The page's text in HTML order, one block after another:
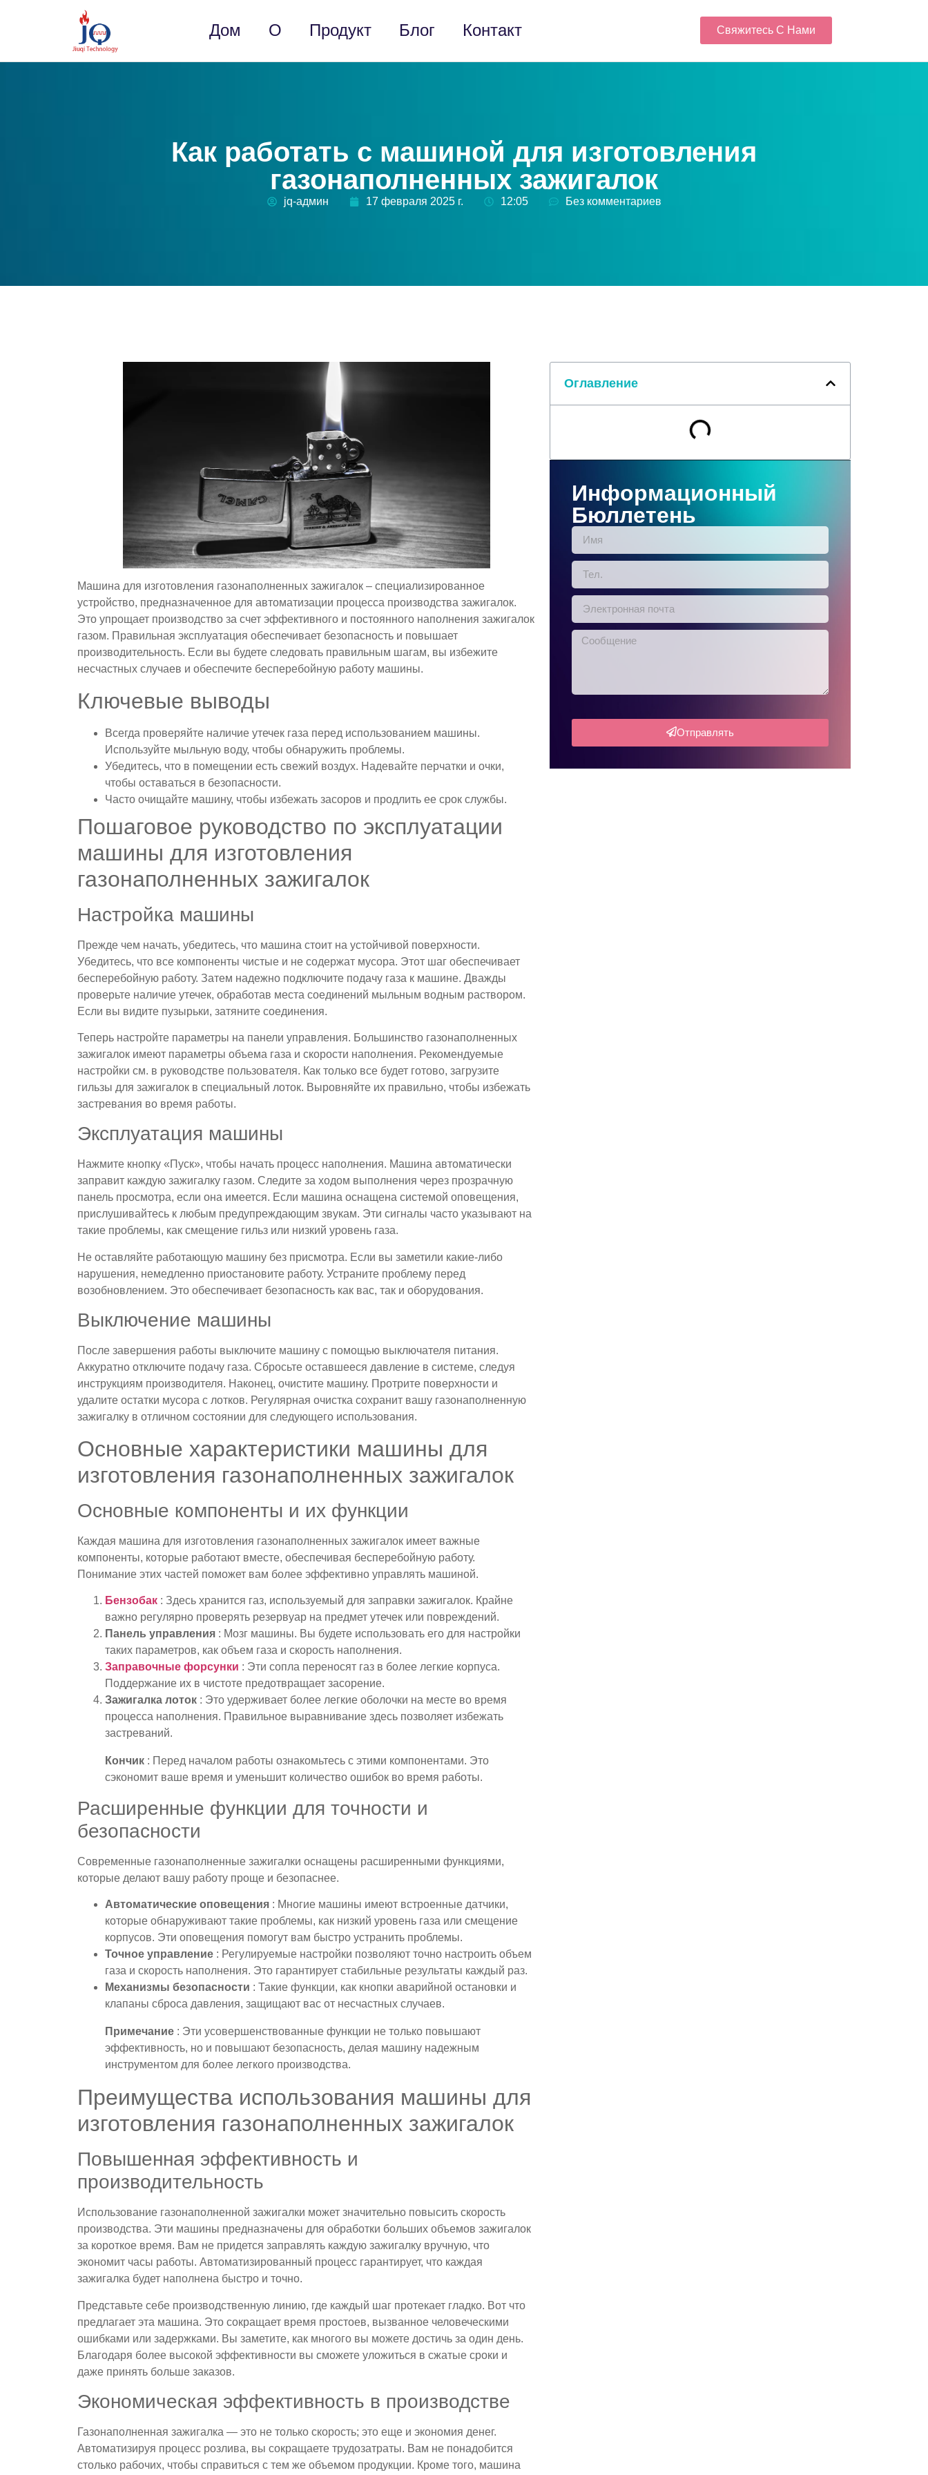
Дом О Продукт Блог Контакт Свяжитесь С Нами
Как работать с машиной для изготовления
газонаполненных зажигалок
jq-админ 17 февраля 2025 г. 12:05 Без комментариев
Машина для изготовления газонаполненных зажигалок – специализированное
устройство, предназначенное для автоматизации процесса производства зажигалок.
Это упрощает производство за счет эффективного и постоянного наполнения зажигалок
газом. Правильная эксплуатация обеспечивает безопасность и повышает
производительность. Если вы будете следовать правильным шагам, вы избежите
несчастных случаев и обеспечите бесперебойную работу машины.
Ключевые выводы
Всегда проверяйте наличие утечек газа перед использованием машины.
Используйте мыльную воду, чтобы обнаружить проблемы.
Убедитесь, что в помещении есть свежий воздух. Надевайте перчатки и очки,
чтобы оставаться в безопасности.
Часто очищайте машину, чтобы избежать засоров и продлить ее срок службы.
Пошаговое руководство по эксплуатации
машины для изготовления
газонаполненных зажигалок
Настройка машины
Прежде чем начать, убедитесь, что машина стоит на устойчивой поверхности.
Убедитесь, что все компоненты чистые и не содержат мусора. Этот шаг обеспечивает
бесперебойную работу. Затем надежно подключите подачу газа к машине. Дважды
проверьте наличие утечек, обработав места соединений мыльным водным раствором.
Если вы видите пузырьки, затяните соединения.
Теперь настройте параметры на панели управления. Большинство газонаполненных
зажигалок имеют параметры объема газа и скорости наполнения. Рекомендуемые
настройки см. в руководстве пользователя. Как только все будет готово, загрузите
гильзы для зажигалок в специальный лоток. Выровняйте их правильно, чтобы избежать
застревания во время работы.
Эксплуатация машины
Нажмите кнопку «Пуск», чтобы начать процесс наполнения. Машина автоматически
заправит каждую зажигалку газом. Следите за ходом выполнения через прозрачную
панель просмотра, если она имеется. Если машина оснащена системой оповещения,
прислушивайтесь к любым предупреждающим звукам. Эти сигналы часто указывают на
такие проблемы, как смещение гильз или низкий уровень газа.
Не оставляйте работающую машину без присмотра. Если вы заметили какие-либо
нарушения, немедленно приостановите работу. Устраните проблему перед
возобновлением. Это обеспечивает безопасность как вас, так и оборудования.
Выключение машины
После завершения работы выключите машину с помощью выключателя питания.
Аккуратно отключите подачу газа. Сбросьте оставшееся давление в системе, следуя
инструкциям производителя. Наконец, очистите машину. Протрите поверхности и
удалите остатки мусора с лотков. Регулярная очистка сохранит вашу газонаполненную
зажигалку в отличном состоянии для следующего использования.
Основные характеристики машины для
изготовления газонаполненных зажигалок
Основные компоненты и их функции
Каждая машина для изготовления газонаполненных зажигалок имеет важные
компоненты, которые работают вместе, обеспечивая бесперебойную работу.
Понимание этих частей поможет вам более эффективно управлять машиной.
Бензобак : Здесь хранится газ, используемый для заправки зажигалок. Крайне
важно регулярно проверять резервуар на предмет утечек или повреждений.
Панель управления : Мозг машины. Вы будете использовать его для настройки
таких параметров, как объем газа и скорость наполнения.
Заправочные форсунки : Эти сопла переносят газ в более легкие корпуса.
Поддержание их в чистоте предотвращает засорение.
Зажигалка лоток : Это удерживает более легкие оболочки на месте во время
процесса наполнения. Правильное выравнивание здесь позволяет избежать
застреваний.
Кончик : Перед началом работы ознакомьтесь с этими компонентами. Это
сэкономит ваше время и уменьшит количество ошибок во время работы.
Расширенные функции для точности и
безопасности
Современные газонаполненные зажигалки оснащены расширенными функциями,
которые делают вашу работу проще и безопаснее.
Автоматические оповещения : Многие машины имеют встроенные датчики,
которые обнаруживают такие проблемы, как низкий уровень газа или смещение
корпусов. Эти оповещения помогут вам быстро устранить проблемы.
Точное управление : Регулируемые настройки позволяют точно настроить объем
газа и скорость наполнения. Это гарантирует стабильные результаты каждый раз.
Механизмы безопасности : Такие функции, как кнопки аварийной остановки и
клапаны сброса давления, защищают вас от несчастных случаев.
Примечание : Эти усовершенствованные функции не только повышают
эффективность, но и повышают безопасность, делая машину надежным
инструментом для более легкого производства.
Преимущества использования машины для
изготовления газонаполненных зажигалок
Повышенная эффективность и
производительность
Использование газонаполненной зажигалки может значительно повысить скорость
производства. Эти машины предназначены для обработки больших объемов зажигалок
за короткое время. Вам не придется заправлять каждую зажигалку вручную, что
экономит часы работы. Автоматизированный процесс гарантирует, что каждая
зажигалка будет наполнена быстро и точно.
Представьте себе производственную линию, где каждый шаг протекает гладко. Вот что
предлагает эта машина. Это сокращает время простоев, вызванное человеческими
ошибками или задержками. Вы заметите, как многого вы можете достичь за один день.
Благодаря более высокой эффективности вы сможете уложиться в сжатые сроки и
даже принять больше заказов.
Экономическая эффективность в производстве
Газонаполненная зажигалка — это не только скорость; это еще и экономия денег.
Автоматизируя процесс розлива, вы сокращаете трудозатраты. Вам не понадобится
столько рабочих, чтобы справиться с тем же объемом продукции. Кроме того, машина
Оглавление
Информационный
Бюллетень
Отправлять